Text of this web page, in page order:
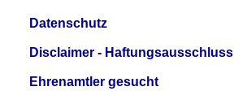
Datenschutz
Disclaimer - Haftungsausschluss
Ehrenamtler gesucht